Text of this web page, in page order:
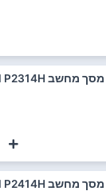
מסך מחשב Dell P2314H ‏23 ‏אינטש דל
מסך מחשב Dell P2414H ‏23.8 ‏אינטש דל